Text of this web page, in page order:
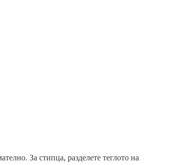
За стипца, разделете теглото на